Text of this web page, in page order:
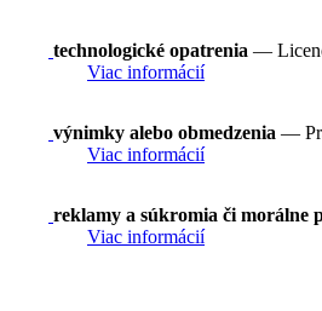
technologické opatrenia —
Viac informácií
výnimky alebo obmedzenia —
Viac informácií
reklamy a súkromia či morálne
Viac informácií